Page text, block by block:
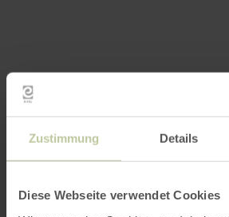
Zustimmung Details
Diese Webseite verwendet Cookies